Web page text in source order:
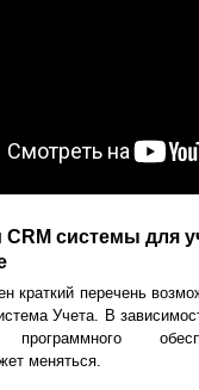
системы для
краткий перечень
Учета. В
программного
меняться.